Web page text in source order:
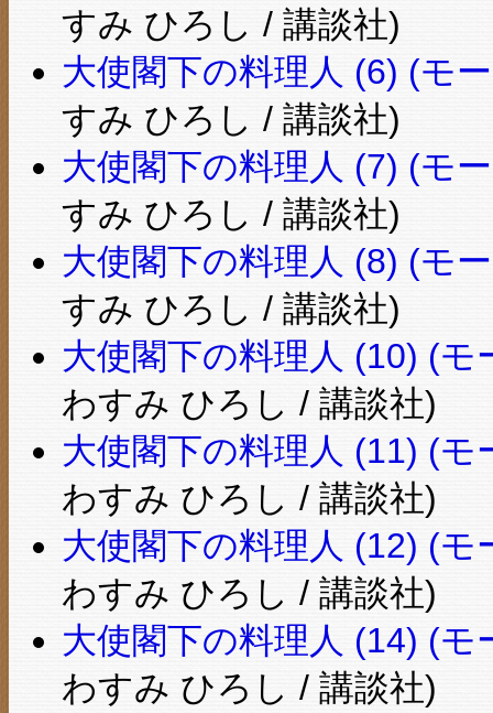
すみ ひろし / 講談社)
大使閣下の料理人 (6) (モ
すみ ひろし / 講談社)
大使閣下の料理人 (7) (モ
すみ ひろし / 講談社)
大使閣下の料理人 (8) (モ
すみ ひろし / 講談社)
大使閣下の料理人 (10) (モ
わすみ ひろし / 講談社)
大使閣下の料理人 (11) (モ
わすみ ひろし / 講談社)
大使閣下の料理人 (12) (モ
わすみ ひろし / 講談社)
大使閣下の料理人 (14) (モ
わすみ ひろし / 講談社)